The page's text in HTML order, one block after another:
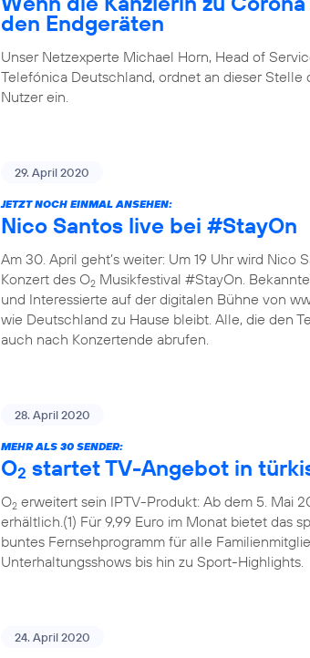
den Endgeräten
Unser Netzexperte Michael Horn, Head of
Telefónica Deutschland, ordnet an dieser
Nutzer ein.
29. April 2020
JETZT NOCH EINMAL ANSEHEN:
Nico Santos live bei #StayOn
Am 30. April geht’s weiter: Um 19 Uhr wird Nico
Konzert des O2 Musikfestival #StayOn.
und Interessierte auf der digitalen Bühne von
wie Deutschland zu Hause bleibt. Alle, die den
auch nach Konzertende abrufen.
28. April 2020
MEHR ALS 30 SENDER:
O2 startet TV-Angebot in
O2 erweitert sein IPTV-Produkt: Ab dem 5. Mai
erhältlich.(1) Für 9,99 Euro im Monat bietet das
buntes Fernsehprogramm für alle
Unterhaltungsshows bis hin zu Sport-Highlights.
24. April 2020